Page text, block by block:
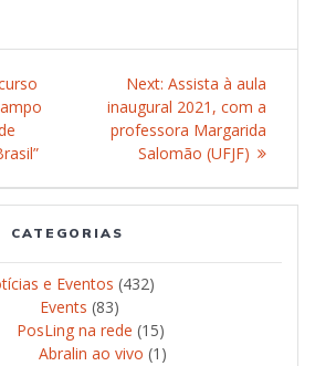
Next: Next
post:
Assista à aula
inaugural 2021, com a
professora Margarida
Salomão (UFJF)
CATEGORIAS
e Eventos (432)
Events (83)
PosLing na rede (15)
Abralin ao vivo (1)